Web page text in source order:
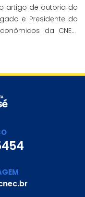
artigo de autoria do
e Presidente do
da CNEC,